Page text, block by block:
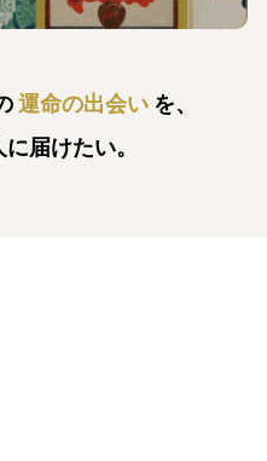
運命の出会い を、
届けたい。